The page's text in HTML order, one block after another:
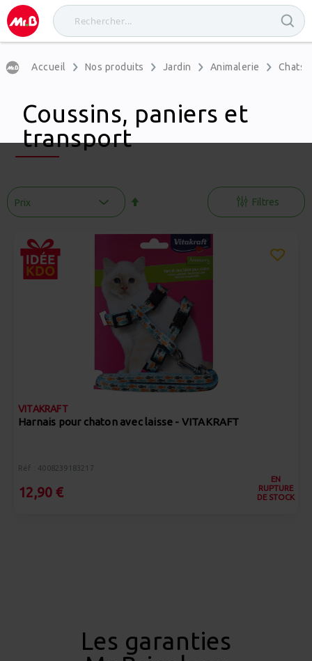
Accueil Nos produits Jardin Animalerie Chats
Coussins, paniers et
transport
Filtres
VITAKRAFT
Harnais pour chaton avec laisse - VITAKRAFT
Réf : 4008239183217
12,90 €
EN
RUPTURE
DE STOCK
Les garanties